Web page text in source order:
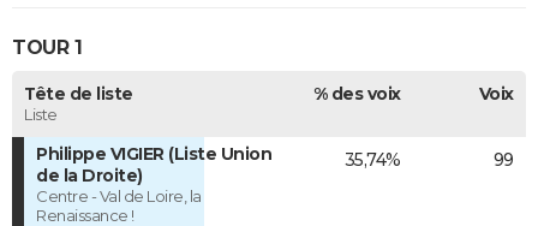
TOUR 1
Tête de liste
Liste
% des voix Voix
Philippe VIGIER (Liste Union
de la Droite)
Centre - Val de Loire, la
Renaissance !
35,74% 99